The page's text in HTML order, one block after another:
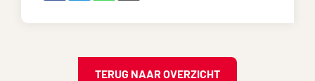
TERUG NAAR OVERZICHT